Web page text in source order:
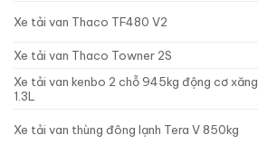
Xe tải van Thaco TF480 V2
Xe tải van Thaco Towner 2S
Xe tải van kenbo 2 chỗ 945kg động cơ xăng
1.3L
Xe tải van thùng đông lạnh Tera V 850kg